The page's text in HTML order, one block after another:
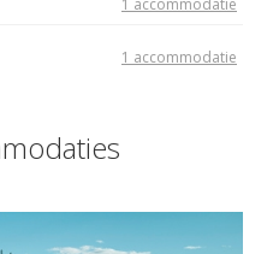
1 accommodatie
1 accommodatie